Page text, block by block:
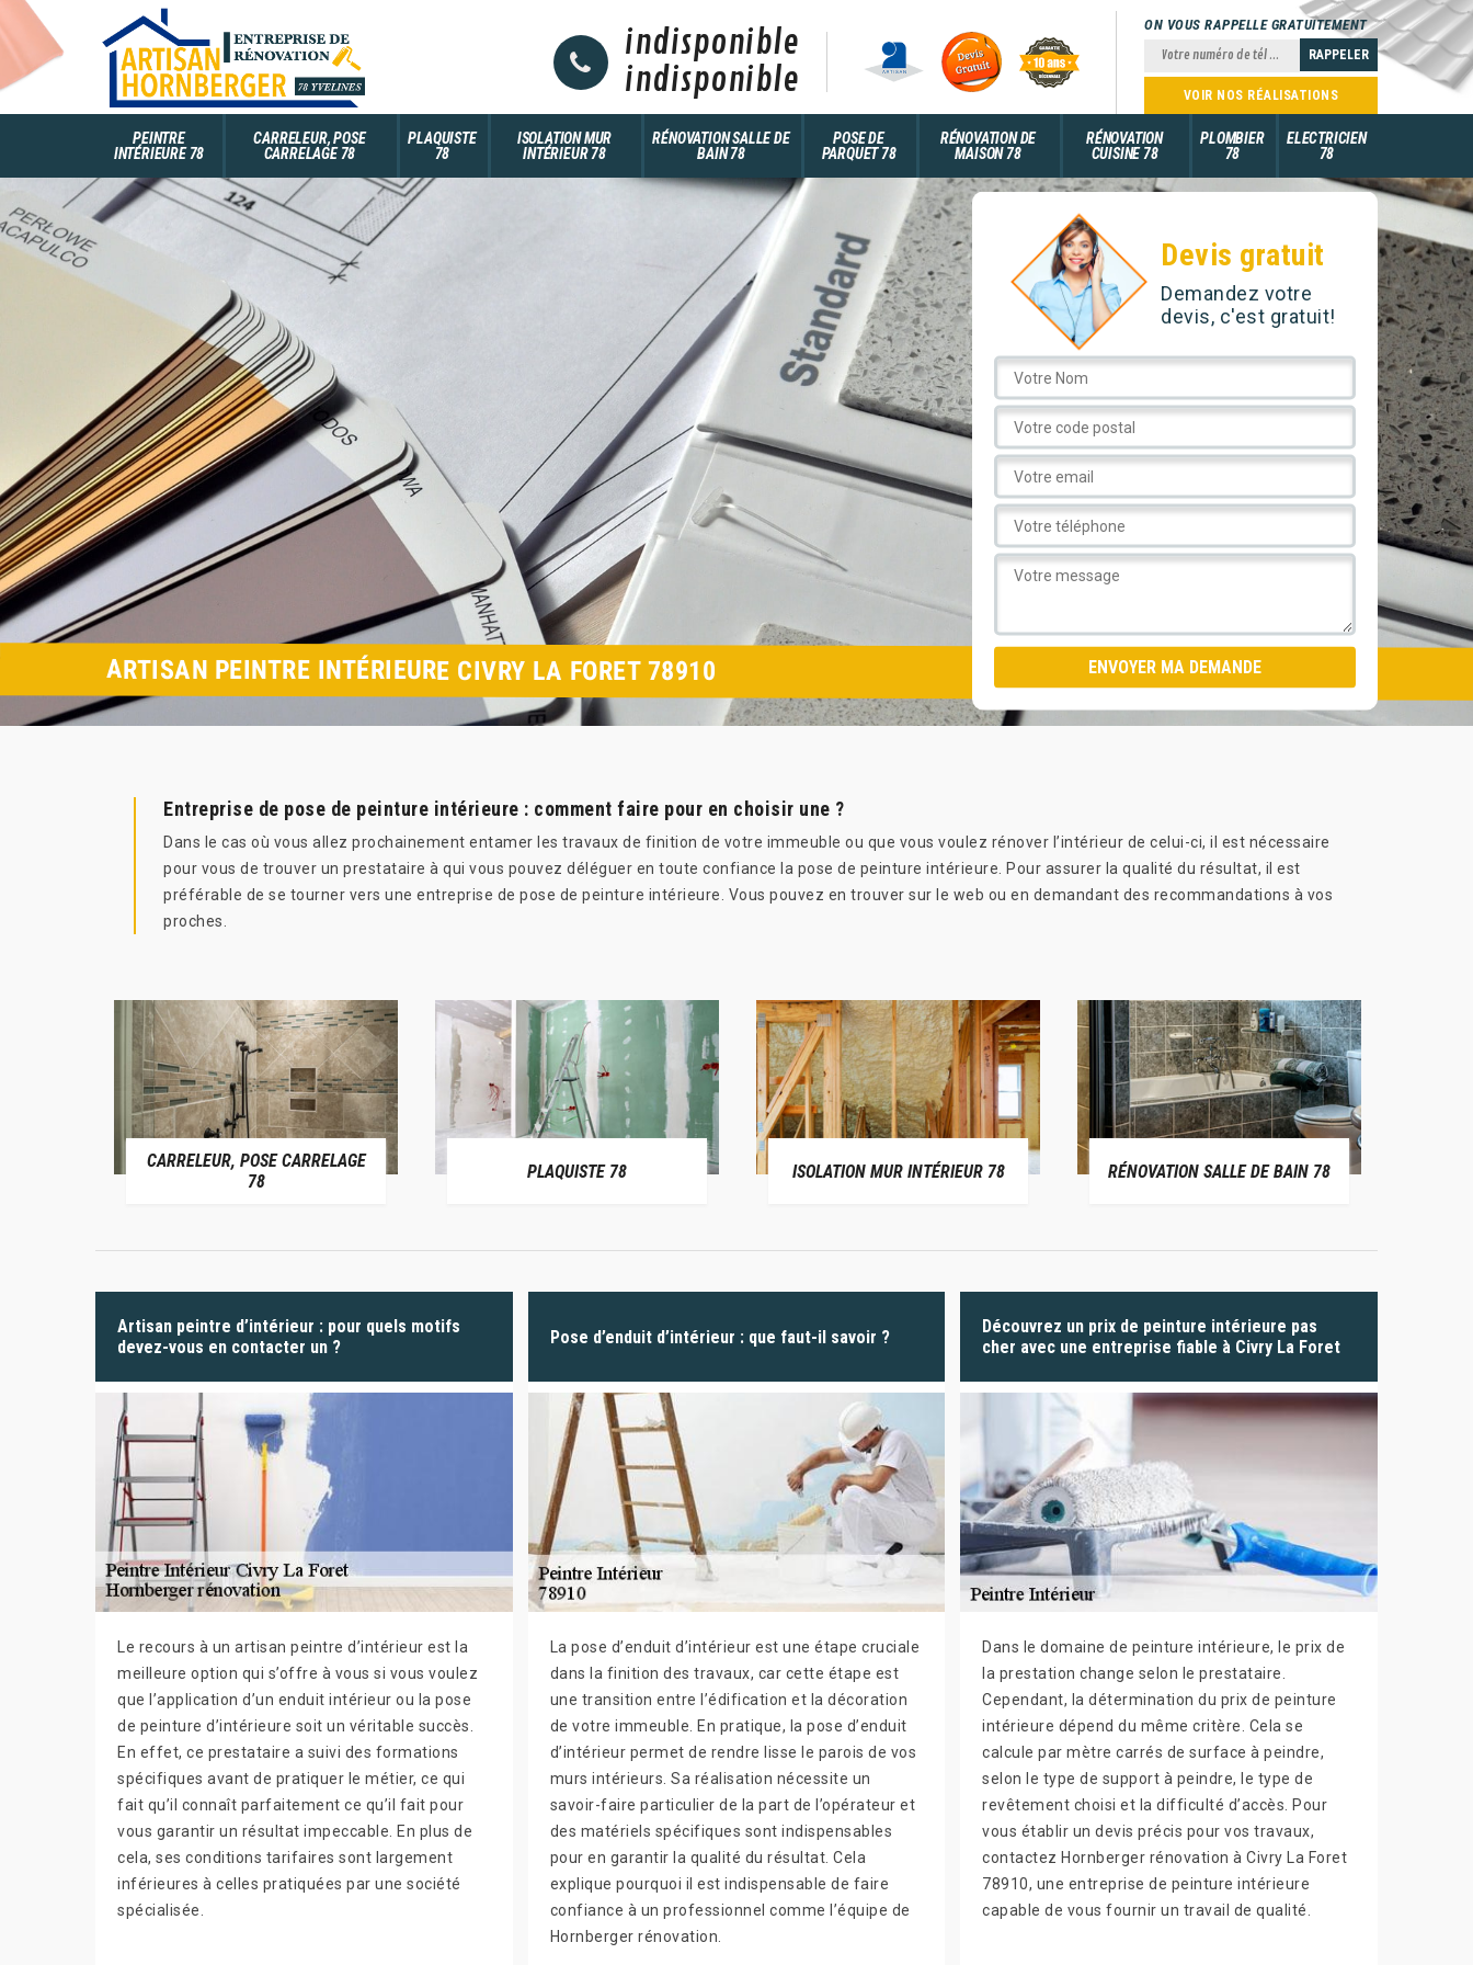
indisponible
indisponible
ON VOUS RAPPELLE GRATUITEMENT
VOIR NOS RÉALISATIONS
PEINTRE
INTÉRIEURE 78
CARRELEUR, POSE
CARRELAGE 78
PLAQUISTE
78
ISOLATION MUR
INTÉRIEUR 78
RÉNOVATION SALLE DE
BAIN 78
POSE DE
PARQUET 78
RÉNOVATION DE
MAISON 78
RÉNOVATION
CUISINE 78
PLOMBIER
78
ELECTRICIEN
78
Devis gratuit
Demandez votre
devis, c'est gratuit!
ARTISAN PEINTRE INTÉRIEURE CIVRY LA FORET 78910
Entreprise de pose de peinture intérieure : comment faire pour en choisir une ?
Dans le cas où vous allez prochainement entamer les travaux de finition de votre immeuble ou que vous voulez rénover l’intérieur de celui-ci, il est nécessaire
pour vous de trouver un prestataire à qui vous pouvez déléguer en toute confiance la pose de peinture intérieure. Pour assurer la qualité du résultat, il est
préférable de se tourner vers une entreprise de pose de peinture intérieure. Vous pouvez en trouver sur le web ou en demandant des recommandations à vos
proches.
CARRELEUR, POSE CARRELAGE
78
PLAQUISTE 78 ISOLATION MUR INTÉRIEUR 78 RÉNOVATION SALLE DE BAIN 78
Artisan peintre d’intérieur : pour quels motifs
devez-vous en contacter un ?
Le recours à un artisan peintre d’intérieur est la
meilleure option qui s’offre à vous si vous voulez
que l’application d’un enduit intérieur ou la pose
de peinture d’intérieure soit un véritable succès.
En effet, ce prestataire a suivi des formations
spécifiques avant de pratiquer le métier, ce qui
fait qu’il connaît parfaitement ce qu’il fait pour
vous garantir un résultat impeccable. En plus de
cela, ses conditions tarifaires sont largement
inférieures à celles pratiquées par une société
spécialisée.
Pose d’enduit d’intérieur : que faut-il savoir ?
La pose d’enduit d’intérieur est une étape cruciale
dans la finition des travaux, car cette étape est
une transition entre l’édification et la décoration
de votre immeuble. En pratique, la pose d’enduit
d’intérieur permet de rendre lisse le parois de vos
murs intérieurs. Sa réalisation nécessite un
savoir-faire particulier de la part de l’opérateur et
des matériels spécifiques sont indispensables
pour en garantir la qualité du résultat. Cela
explique pourquoi il est indispensable de faire
confiance à un professionnel comme l’équipe de
Hornberger rénovation.
Découvrez un prix de peinture intérieure pas
cher avec une entreprise fiable à Civry La Foret
Dans le domaine de peinture intérieure, le prix de
la prestation change selon le prestataire.
Cependant, la détermination du prix de peinture
intérieure dépend du même critère. Cela se
calcule par mètre carrés de surface à peindre,
selon le type de support à peindre, le type de
revêtement choisi et la difficulté d’accès. Pour
vous établir un devis précis pour vos travaux,
contactez Hornberger rénovation à Civry La Foret
78910, une entreprise de peinture intérieure
capable de vous fournir un travail de qualité.